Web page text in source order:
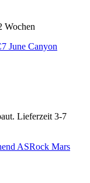
Wochen
June Canyon
Lieferzeit 3-7
ASRock Mars